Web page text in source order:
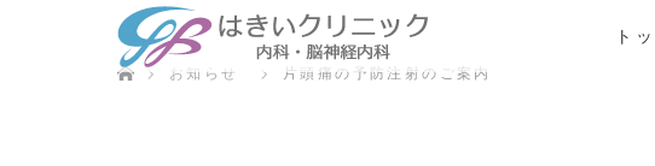
ト
ホーム
お知らせ
片頭痛の予防注射のご案内